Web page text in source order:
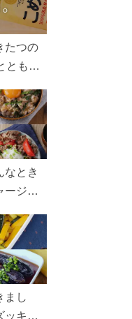
たつの
ともに
まで。
ンツを
なとき
ージ！
しょ
まし
ッキー